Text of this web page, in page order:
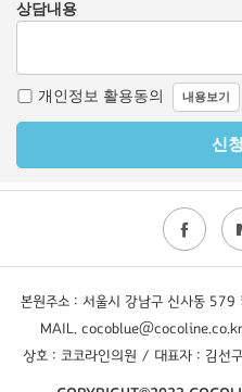
본원주소 : 서울시 강남구 신사동
MAIL.
상호 : 코코라인의원 / 대표자 : 김